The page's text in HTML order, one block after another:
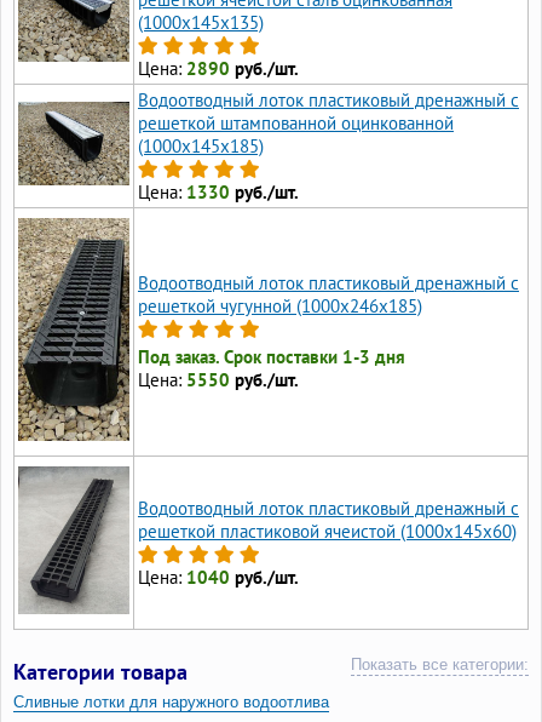
(1000x145x135)
Цена: 2890 руб./шт.
Водоотводный лоток пластиковый дренажный с
решеткой штампованной оцинкованной
(1000x145x185)
Цена: 1330 руб./шт.
Водоотводный лоток пластиковый дренажный с
решеткой чугунной (1000x246x185)
Под заказ. Срок поставки 1-3 дня
Цена: 5550 руб./шт.
Водоотводный лоток пластиковый дренажный с
решеткой пластиковой ячеистой (1000x145x60)
Цена: 1040 руб./шт.
Категории товара Показать все категории:
Сливные лотки для наружного водоотлива